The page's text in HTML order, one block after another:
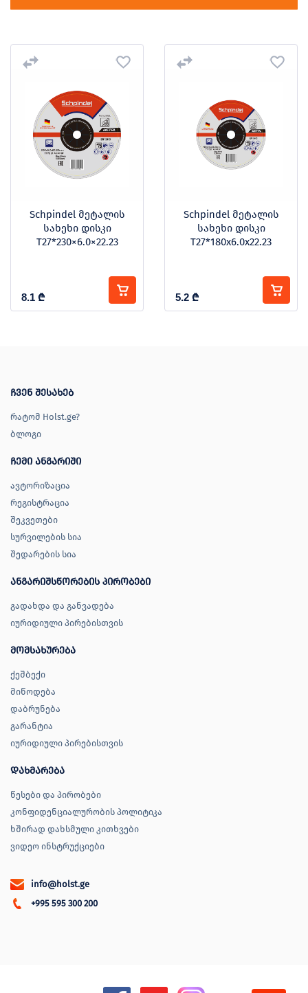
Schpindel მეტალის
სახეხი დისკი
T27*230×6.0×22.23
8.1 ₾
Schpindel მეტალის
სახეხი დისკი
T27*180x6.0x22.23
5.2 ₾
ჩვენ შესახებ
რატომ Holst.ge?
ბლოგი
ჩემი ანგარიში
ავტორიზაცია
რეგისტრაცია
შეკვეთები
სურვილების სია
შედარების სია
ანგარიშსწორების პირობები
გადახდა და განვადება
იურიდიული პირებისთვის
მომსახურება
ქეშბექი
მიწოდება
დაბრუნება
გარანტია
იურიდიული პირებისთვის
დახმარება
წესები და პირობები
კონფიდენციალურობის პოლიტიკა
ხშირად დახსმული კითხვები
ვიდეო ინსტრუქციები
info@holst.ge
+995 595 300 200